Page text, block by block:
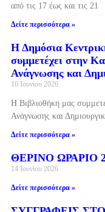
από τις 17 έως και τις 21
Δείτε περισσότερα »
Η Δημόσια
συμμετέχει στην
Ανάγνωσης και
16 Ιουνίου 2026
Η Βιβλιοθήκη μας
Ανάγνωσης και
Δείτε περισσότερα »
ΘΕΡΙΝΟ ΩΡΑΡΙΟ
14 Ιουνίου 2026
Δείτε περισσότερα »